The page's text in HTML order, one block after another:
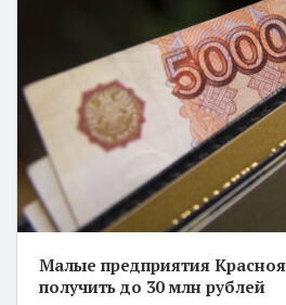
Малые предприятия
получить до 30 млн рублей